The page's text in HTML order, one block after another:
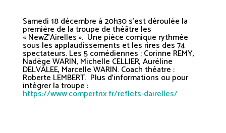
Samedi 18 décembre à 20h30 s’est déroulée la
première de la troupe de théâtre les
« NewZ’Airelles ». Une pièce comique rythmée
sous les applaudissements et les rires des 74
spectateurs. Les 5 comédiennes : Corinne REMY,
Nadège WARIN, Michelle CELLIER, Auréline
DELVALEE, Marcelle WARIN. Coach théatre :
Roberte LEMBERT. Plus d’informations ou pour
intégrer la troupe :
https://www.compertrix.fr/reflets-dairelles/